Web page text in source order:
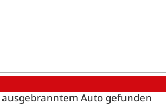
Auto gefunden